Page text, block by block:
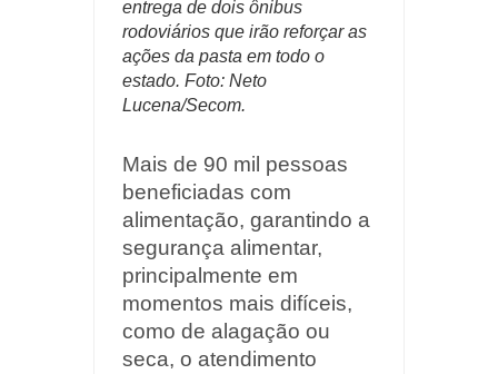
entrega de dois ônibus
rodoviários que irão reforçar as
ações da pasta em todo o
estado. Foto: Neto
Lucena/Secom.
Mais de 90 mil pessoas
beneficiadas com
alimentação, garantindo a
segurança alimentar,
principalmente em
momentos mais difíceis,
como de alagação ou
seca, o atendimento